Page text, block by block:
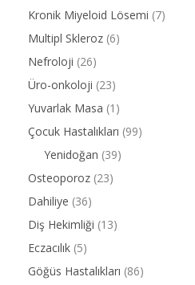
Kronik Miyeloid Lösemi (7)
Multipl Skleroz (6)
Nefroloji (26)
Üro-onkoloji (23)
Yuvarlak Masa (1)
Çocuk Hastalıkları (99)
Yenidoğan (39)
Osteoporoz (23)
Dahiliye (36)
Diş Hekimliği (13)
Eczacılık (5)
Göğüs Hastalıkları (86)